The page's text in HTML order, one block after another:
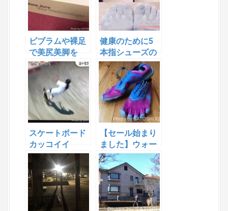
ー募集します！
ビブラムや裸足
で美尻美脚を
健康のために5
本指シューズの
ビブラムファイ
ブフィンガーズ
がおすすめです
スケートボード
カッコイイ
ー！！
【セール始まり
ました】ウォー
キングやランニ
ングへ ビブラ
ムファイブフィ
ンガーズ